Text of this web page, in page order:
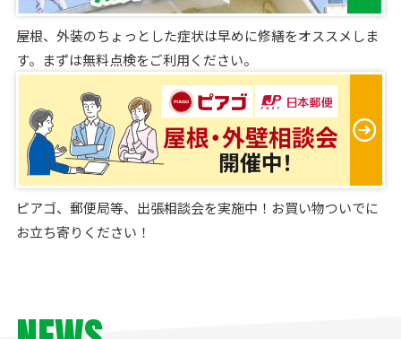
屋根、外装のちょっとした症状は早めに修繕をオススメしま
す。まずは無料点検をご利用ください。
ピアゴ、郵便局等、出張相談会を実施中！お買い物ついでに
お立ち寄りください！